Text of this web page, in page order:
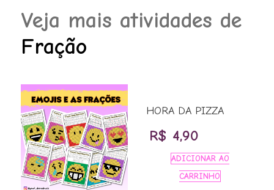
Veja mais atividades de
Fração
HORA DA PIZZA
R$ 4,90
ADICIONAR AO
CARRINHO